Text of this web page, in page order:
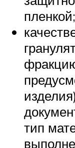
пленкой;
тип